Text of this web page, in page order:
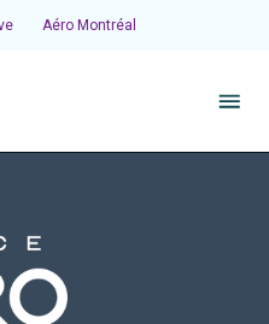
Aéro Montréal